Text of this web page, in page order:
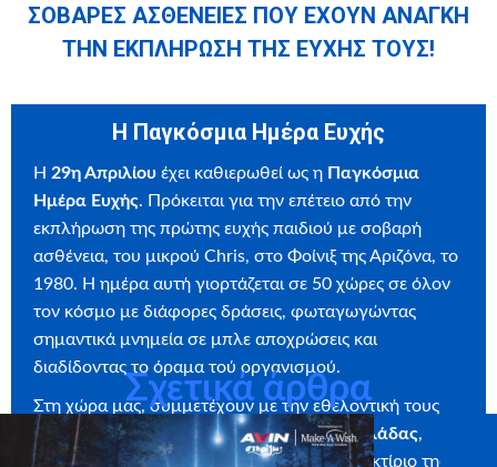
ΣΟΒΑΡΕΣ ΑΣΘΕΝΕΙΕΣ ΠΟΥ ΕΧΟΥΝ ΑΝΑΓΚΗ
ΤΗΝ ΕΚΠΛΗΡΩΣΗ ΤΗΣ ΕΥΧΗΣ ΤΟΥΣ!
Η Παγκόσμια Ημέρα Ευχής
Η 29η Απριλίου έχει καθιερωθεί ως η Παγκόσμια
Ημέρα Ευχής. Πρόκειται για την επέτειο από την
εκπλήρωση της πρώτης ευχής παιδιού με σοβαρή
ασθένεια, του μικρού Chris, στο Φοίνιξ της Αριζόνα, το
1980. Η ημέρα αυτή γιορτάζεται σε 50 χώρες σε όλον
τον κόσμο με διάφορες δράσεις, φωταγωγώντας
σημαντικά μνημεία σε μπλε αποχρώσεις και
διαδίδοντας το όραμα τού οργανισμού.
Στη χώρα μας, συμμετέχουν με την εθελοντική τους
υποστήριξηΔήμοι από κάθε γωνιά της Ελλάδας,
φωταγωγώντας κάποιο σημείο ορόσημο ή κτίριο της
Σχετικά άρθρα